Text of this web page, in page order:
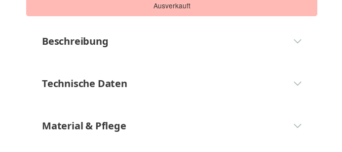
Ausverkauft
Beschreibung
Technische Daten
Material & Pflege